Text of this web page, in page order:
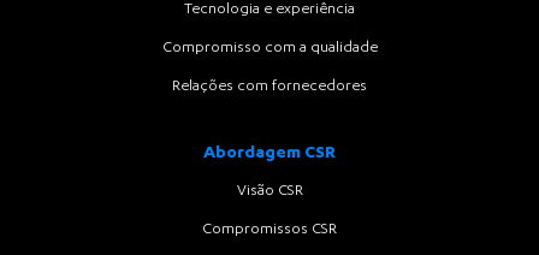
Tecnologia e experiência
Compromisso com a qualidade
Relações com fornecedores
Abordagem CSR
Visão CSR
Compromissos CSR